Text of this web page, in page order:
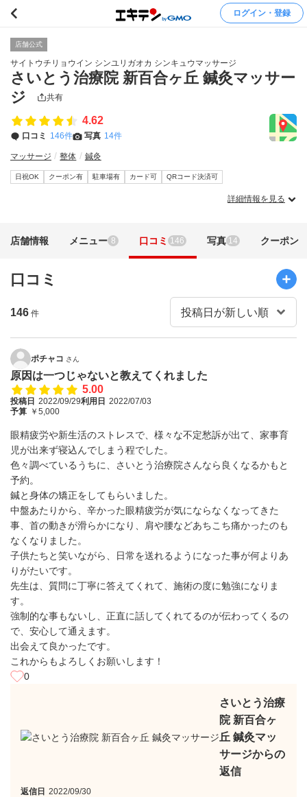
ログイン・登録
店舗公式
サイトウチリョウイン シンユリガオカ シンキュウマッサージ
さいとう治療院 新百合ヶ丘 鍼灸マッサー
ジ
共有
4.62
口コミ 146件 写真 14件
マッサージ 整体 鍼灸
日祝OK クーポン有 駐車場有 カード可 QRコード決済可
詳細情報を見る
店舗情報 メニュー 8 口コミ 146 写真 14 クーポン
口コミ
146 件
ポチャコ さん
原因は一つじゃないと教えてくれました
5.00
投稿日 2022/09/29利用日 2022/07/03
予算 ￥5,000
眼精疲労や新生活のストレスで、様々な不定愁訴が出て、家事育
児が出来ず寝込んでしまう程でした。
色々調べているうちに、さいとう治療院さんなら良くなるかもと
予約。
鍼と身体の矯正をしてもらいました。
中盤あたりから、辛かった眼精疲労が気にならなくなってきた
事、首の動きが滑らかになり、肩や腰などあちこち痛かったのも
なくなりました。
子供たちと笑いながら、日常を送れるようになった事が何よりあ
りがたいです。
先生は、質問に丁寧に答えてくれて、施術の度に勉強になりま
す。
強制的な事もないし、正直に話してくれてるのが伝わってくるの
で、安心して通えます。
出会えて良かったです。
これからもよろしくお願いします！
0
さいとう治療
院 新百合ヶ
丘 鍼灸マッ
サージからの
返信
返信日 2022/09/30